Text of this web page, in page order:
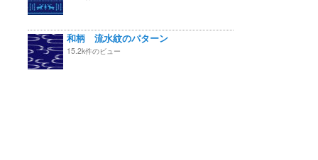
和柄 流水紋のパターン
15.2k件のビュー